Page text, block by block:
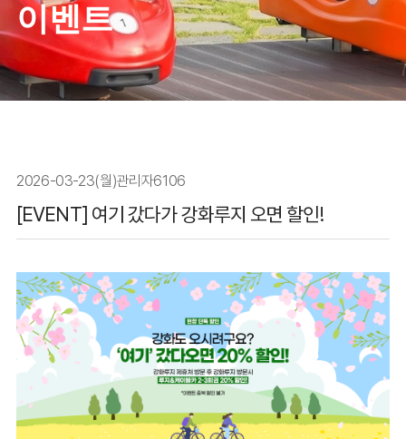
이벤트
2026-03-23(월)관리자6106
[EVENT] 여기 갔다가 강화루지 오면 할인!